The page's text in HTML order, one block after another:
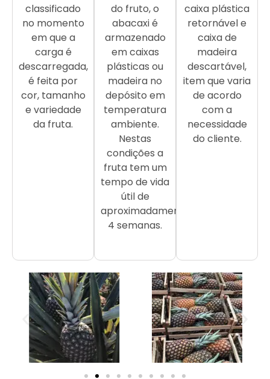
classificado
no momento
em que a
carga é
descarregada,
é feita por
cor, tamanho
e variedade
da fruta.
do fruto, o
abacaxi é
armazenado
em caixas
plásticas ou
madeira no
depósito em
temperatura
ambiente.
Nestas
condições a
fruta tem um
tempo de vida
útil de
aproximadamente
4 semanas.
caixa plástica
retornável e
caixa de
madeira
descartável,
item que varia
de acordo
com a
necessidade
do cliente.